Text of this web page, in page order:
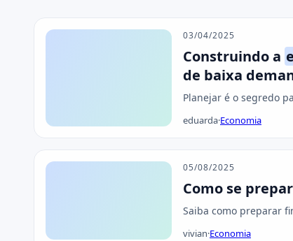
03/04/2025
Construindo a
de baixa
Planejar é o segredo
eduarda·Economia
05/08/2025
Como se
Saiba como preparar
vivian·Economia